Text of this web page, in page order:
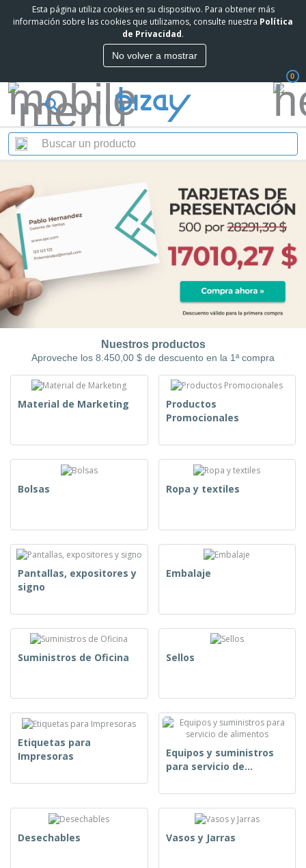
Esta página utiliza cookies en su dispositivo. Para obtener más
información sobre las cookies que utilizamos, consulte nuestra Política
de Privacidad.
No volver a mostrar
0
Nuestros productos
Aproveche los 8.450,00 $ de descuento en la 1ª compra
Material de Marketing
Productos
Promocionales
Bolsas Ropa y textiles
Pantallas, expositores y
signo
Embalaje
Suministros de Oficina Sellos
Etiquetas para
Impresoras
Equipos y suministros
para servicio de
Desechables Vasos y Jarras